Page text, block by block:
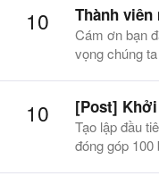
10 Thành
Cám ơn bạn
vọng chúng
10 [Post]
Tạo lập đầu
đóng góp 100